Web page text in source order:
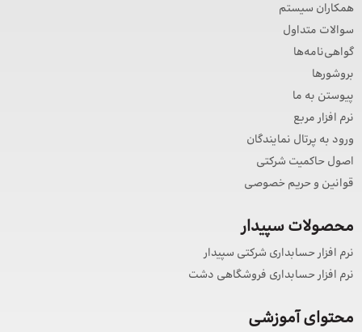
همکاران سیستم
سوالات متداول
گواهی‌نامه‌ها
بروشورها
پیوستن به ما
نرم افزار مربع
ورود به پرتال نمایندگان
اصول حاکمیت شرکتی
قوانین و حریم خصوصی
محصولات سپیدار
نرم افزار حسابداری شرکتی سپیدار
نرم افزار حسابداری فروشگاهی دشت
محتوای آموزشی